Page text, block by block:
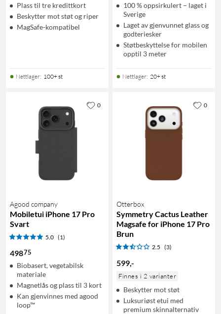
Plass til tre kredittkort
Beskytter mot støt og riper
MagSafe-kompatibel
Nettlager: 100+ st
100 % oppsirkulert – laget i
Sverige
Laget av gjenvunnet glass og
godteriesker
Støtbeskyttelse for mobilen
opptil 3 meter
Nettlager: 20+ st
Agood company
Mobiletui iPhone 17 Pro
Svart
5.0 (1)
49875
Biobasert, vegetabilsk
materiale
Magnetlås og plass til 3 kort
Kan gjenvinnes med agood
loop™
0
Otterbox
Symmetry Cactus Leather
Magsafe for iPhone 17 Pro
Brun
2.5 (3)
599,-
Finnes i 2 varianter
Beskytter mot støt
Luksuriøst etui med
premium skinnalternativ
0